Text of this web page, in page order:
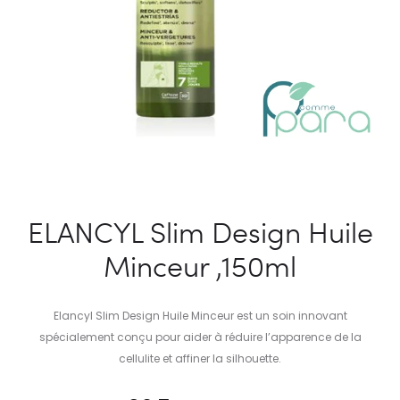
ELANCYL Slim Design Huile
Minceur ,150ml
Elancyl Slim Design Huile Minceur est un soin innovant
spécialement conçu pour aider à réduire l’apparence de la
cellulite et affiner la silhouette.